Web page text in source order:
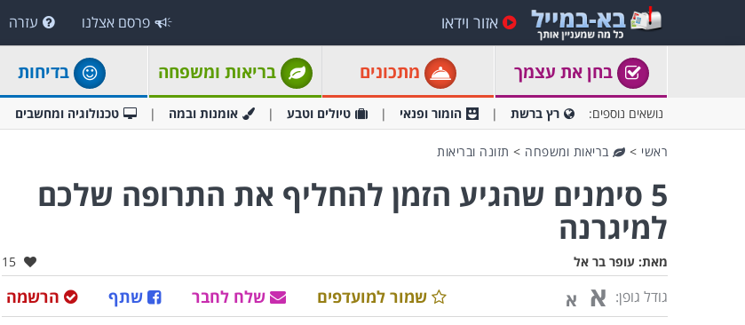
אזור וידאו פרסם אצלנו עזרה
בחן את עצמך מתכונים בריאות ומשפחה בדיחות
נושאים נוספים: רץ ברשת הומור ופנאי טיולים וטבע אומנות ובמה טכנולוגיה ומחשבים
ראשי > בריאות ומשפחה > תזונה ובריאות
5 סימנים שהגיע הזמן להחליף את התרופה שלכם
למיגרנה
מאת: עופר בר אל אהבו:
15
גודל גופן: א א הרשמה שתף שלח לחבר שמור למועדפים